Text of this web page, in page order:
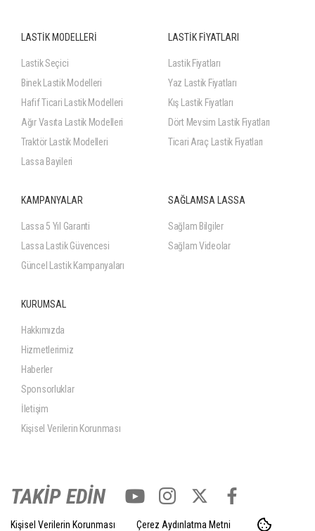
LASTİK MODELLERİ
Lastik Seçici
Binek Lastik Modelleri
Hafif Ticari Lastik Modelleri
Ağır Vasıta Lastik Modelleri
Traktör Lastik Modelleri
Lassa Bayileri
LASTİK FİYATLARI
Lastik Fiyatları
Yaz Lastik Fiyatları
Kış Lastik Fiyatları
Dört Mevsim Lastik Fiyatları
Ticari Araç Lastik Fiyatları
KAMPANYALAR
Lassa 5 Yıl Garanti
Lassa Lastik Güvencesi
Güncel Lastik Kampanyaları
SAĞLAMSA LASSA
Sağlam Bilgiler
Sağlam Videolar
KURUMSAL
Hakkımızda
Hizmetlerimiz
Haberler
Sponsorluklar
İletişim
Kişisel Verilerin Korunması
TAKİP EDİN
Kişisel Verilerin Korunması Çerez Aydınlatma Metni